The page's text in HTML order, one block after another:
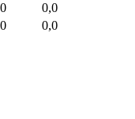
0,0
0,0